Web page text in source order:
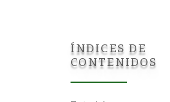
ÍNDICES DE
CONTENIDOS